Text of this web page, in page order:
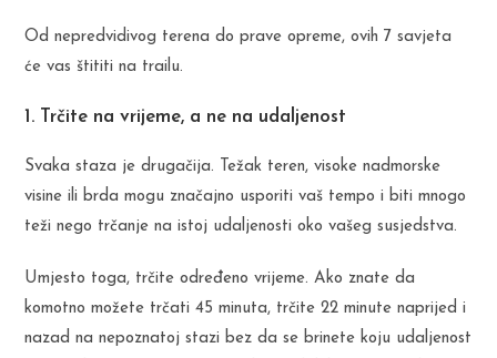
Od nepredvidivog terena do prave opreme, ovih 7 savjeta
će vas štititi na trailu.
1. Trčite na vrijeme, a ne na udaljenost
Svaka staza je drugačija. Težak teren, visoke nadmorske
visine ili brda mogu značajno usporiti vaš tempo i biti mnogo
teži nego trčanje na istoj udaljenosti oko vašeg susjedstva.
Umjesto toga, trčite određeno vrijeme. Ako znate da
komotno možete trčati 45 minuta, trčite 22 minute naprijed i
nazad na nepoznatoj stazi bez da se brinete koju udaljenost